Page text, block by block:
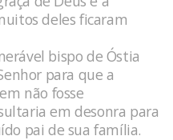
deles ficaram
bispo de Óstia
para que a
não fosse
em desonra para
pai de sua família.